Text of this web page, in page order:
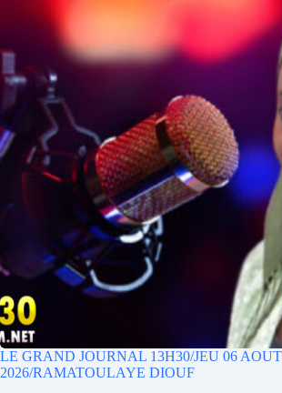
LE GRAND JOURNAL 13H30/JEU 06 AOUT
2026/RAMATOULAYE DIOUF